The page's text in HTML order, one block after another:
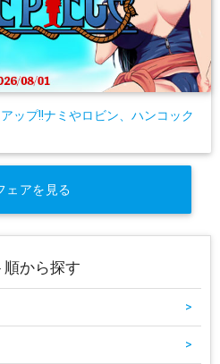
ップ!!ナミやロビン、ハンコック
ェアを見る
順から探す
>
>